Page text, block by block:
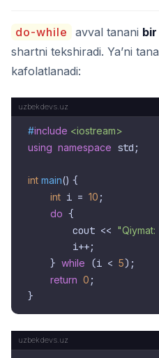
do-while avval tanani
shartni tekshiradi. Ya’ni
kafolatlanadi:
#include <iostream>
using namespace std;
int main() {
int i = 10 ;
do {
        cout <<
"Qiymat:
        i++;
    }
while (i < 5);
return 0 ;